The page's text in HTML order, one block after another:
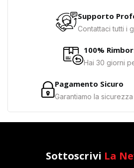
Supporto
Contattaci tutti i
100%
Hai 30 giorni
Pagamento Sicuro
Garantiamo la
Sottoscrivi La